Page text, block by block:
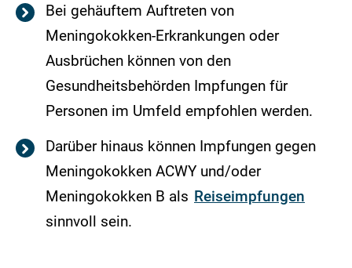
Bei gehäuftem Auftreten von
Meningokokken-Erkrankungen oder
Ausbrüchen können von den
Gesundheitsbehörden Impfungen für
Personen im Umfeld empfohlen werden.
Darüber hinaus können Impfungen gegen
Meningokokken ACWY und/oder
Meningokokken B als Reiseimpfungen
sinnvoll sein.